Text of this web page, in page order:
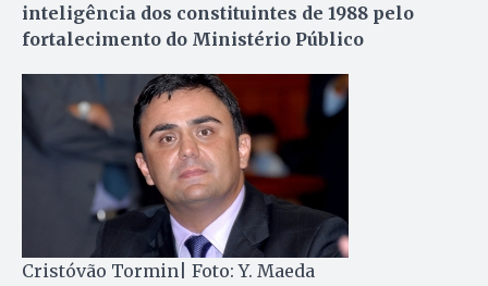
inteligência dos constituintes de 1988 pelo
fortalecimento do Ministério Público
Cristóvão Tormin| Foto: Y. Maeda